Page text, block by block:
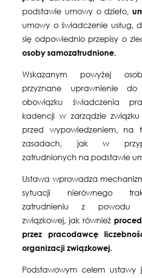
podstawie umowy o dzieło,
umowy o świadczenie usług,
się odpowiednio przepisy o
osoby samozatrudnione.
Wskazanym powyżej
przyznane uprawnienie
obowiązku świadczenia
kadencji w zarządzie
przed wypowiedzeniem, na
zasadach, jak w
zatrudnionych na podstawie
Ustawa wprowadza
sytuacji nierównego
zatrudnieniu z powodu
związkowej, jak również
przez pracodawcę
organizacji związkowej.
Podstawowym celem ustawy